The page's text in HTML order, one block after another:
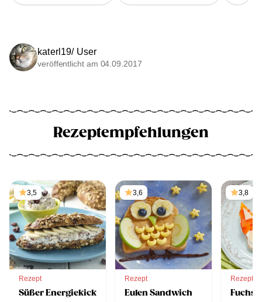
katerl19/ User
veröffentlicht am 04.09.2017
Rezeptempfehlungen
3,5
Rezept
Süßer Energiekick
3,6
Rezept
Eulen Sandwich
3,8
Rezept
Fuchs